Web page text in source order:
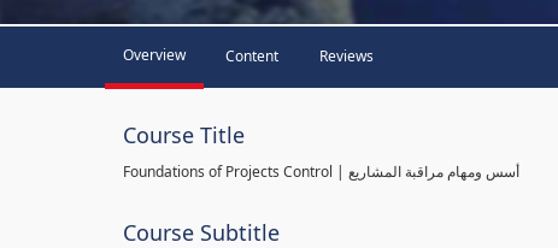
Overview Content Reviews
Course Title
Foundations of Projects Control | أسس ومهام مراقبة المشاريع
Course Subtitle